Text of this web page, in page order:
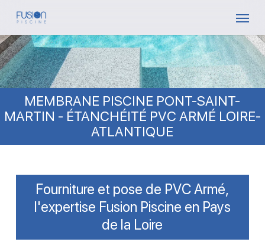
Skip
main
content
MEMBRANE PISCINE PONT-SAINT-
MARTIN - ÉTANCHÉITÉ PVC ARMÉ LOIRE-
ATLANTIQUE
Fourniture et pose de PVC Armé,
l'expertise Fusion Piscine en Pays
de la Loire